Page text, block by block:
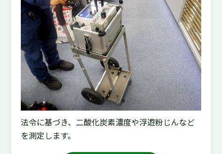
法令に基づき、二酸化炭素濃度や浮遊粉じんなど
を測定します。